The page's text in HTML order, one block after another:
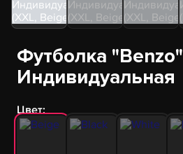
Футболка "Benzo"
Индивидуальная
Цвет: